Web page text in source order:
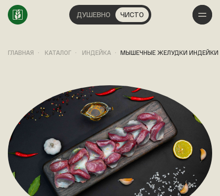
ДУШЕВНО ЧИСТО
ГЛАВНАЯ КАТАЛОГ ИНДЕЙКА МЫШЕЧНЫЕ ЖЕЛУДКИ ИНДЕЙКИ